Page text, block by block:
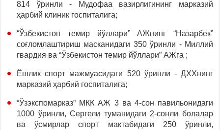
814 ўринли - Мудофаа вазирлигининг марказий
ҳарбий клиник госпиталига;
“Ўзбекистон темир йўллари” АЖнинг “Назарбек”
соғломлаштириш масканидаги 350 ўринли - Миллий
гвардия ва “Ўзбекистон темир йўллари” АЖга ;
Ёшлик спорт мажмуасидаги 520 ўринли - ДХХнинг
марказий ҳарбий госпиталига;
“Ўзэкспомарказ” МКК АЖ 3 ва 4-сон павильонидаги
1000 ўринли, Сергели туманидаги 2-сонли болалар
ва ўсмирлар спорт мактабидаги 250 ўринли,